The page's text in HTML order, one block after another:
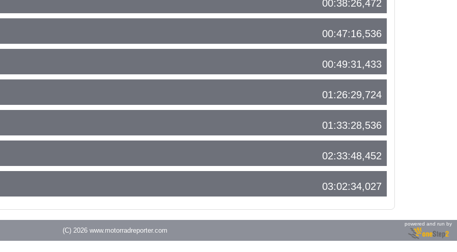
00:38:26,472
00:47:16,536
00:49:31,433
01:26:29,724
01:33:28,536
02:33:48,452
03:02:34,027
powered and run by
(C) 2026 www.motorradreporter.com